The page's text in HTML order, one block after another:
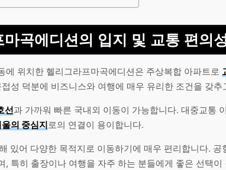
마곡에디션의 입지 및 교통 편의
에 위치한 헬리그라프마곡에디션은 주상복합 아파트로
성 덕분에 비즈니스와 여행에 매우 유리한 조건을 갖추
선과 가까워 빠른 국내외 이동이 가능합니다. 대중교통
의 중심지로의 연결이 용이합니다.
있어 다양한 목적지로 이동하기에 매우 편리합니다. 공
, 특히 출장이나 여행을 자주 하는 분들에게 좋은 선택이